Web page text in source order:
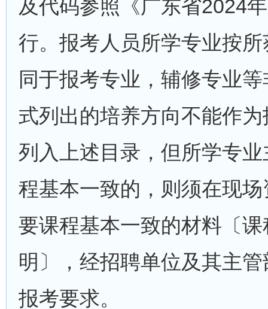
及代码参照《广东省2024
行。报考人员所学专业按
同于报考专业，辅修专业
式列出的培养方向不能作
列入上述目录，但所学专
程基本一致的，则须在现
要课程基本一致的材料〔
明〕，经招聘单位及其主
报考要求。